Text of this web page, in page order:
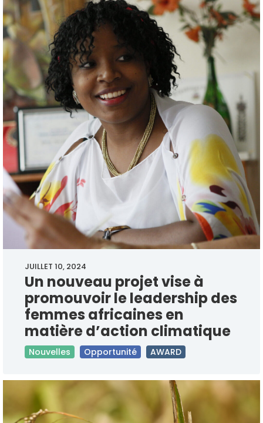
JUILLET 10, 2024
Un nouveau projet vise à
promouvoir le leadership des
femmes africaines en
matière d’action climatique
Nouvelles Opportunité AWARD